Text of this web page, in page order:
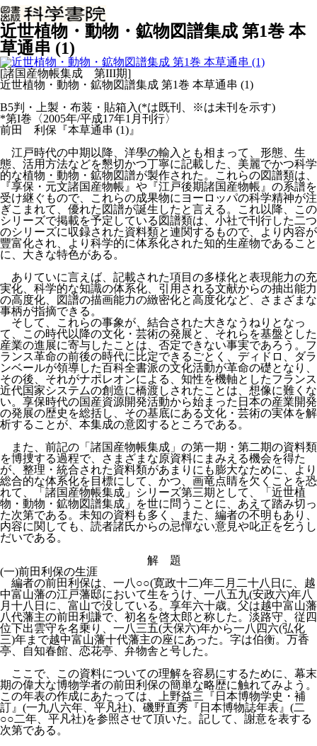
近世植物・動物・鉱物図譜集成 第1巻 本
草通串 (1)
[諸国産物帳集成 第III期]
近世植物・動物・鉱物図譜集成 第1巻 本草通串 (1)
B5判・上製・布装・貼箱入(*は既刊、※は未刊を示す)
*第I巻〈2005年/平成17年1月刊行〉
前田 利保『本草通串 (1)』
江戸時代の中期以降、洋學の輸入とも相まって、形態、生
態、活用方法などを懇切かつ丁寧に記載した、美麗でかつ科学
的な植物・動物・鉱物図譜が製作された。これらの図譜類は、
『享保・元文諸国産物帳』や『江戸後期諸国産物帳』の系譜を
受け継ぐもので、これらの成果物にヨーロッパの科学精神が注
ぎこまれて、優れた図譜が誕生したと言える。これ以降、この
シリーズで掲載を予定している図譜類は、小社で刊行した二つ
のシリーズに収録された資料類と連関するもので、より内容が
豐富化され、より科学的に体系化された知的生産物であること
に、大きな特色がある。
ありていに言えば、記載された項目の多様化と表現能力の充
実化、科学的な知識の体系化、引用される文献からの抽出能力
の高度化、図譜の描画能力の緻密化と高度化など、さまざまな
事柄が指摘できる。
そして、これらの事象が、結合された大きなうねりとなっ
て、この時代以降の文化・芸術の発展と、それらを基盤とした
産業の進展に寄与したことは、否定できない事実であろう。フ
ランス革命の前後の時代に比定できるごとく、ディドロ、ダラ
ンベールが領導した百科全書派の文化活動が革命の礎となり、
その後、それがナポレオンによる、知性を機軸としたフランス
近代国家システムの創造に橋渡しされたことは、想像に難くな
い。享保時代の国産資源開発活動から始まった日本の産業開発
の発展の歴史を総括し、その基底にある文化・芸術の実体を解
析することが、本集成の意図するところである。
また、前記の「諸国産物帳集成」の第一期・第二期の資料類
を博捜する過程で、さまざまな原資料にまみえる機会を得た
が、整理・統合された資料類があまりにも膨大なために、より
総合的な体系化を目標にして、かつ、画竜点睛を欠くことを恐
れて、「諸国産物帳集成」シリーズ第三期として、「近世植
物・動物・鉱物図譜集成」を世に問うことに、あえて踏み切っ
た次第である。未知の資料も多く、また、編者の不明もあり、
内容に関しても、読者諸氏からの忌憚ない意見や叱正を乞うし
だいである。
解 題
(一)前田利保の生涯
編者の前田利保は、一八○○(寛政十二)年二月二十八日に、越
中富山藩の江戸藩邸において生をうけ、一八五九(安政六)年八
月十八日に、富山で没している。享年六十歳。父は越中富山藩
八代藩主の前田利謙で、初名を啓太郎と称した。淡路守、従四
位下出雲守を名乗り、一八三五(天保六)年から一八四六(弘化
三)年まで越中富山藩十代藩主の座にあった。字は伯衡。万香
亭、自知春館、恋花亭、弁物舎と号した。
ここで、この資料についての理解を容易にするために、幕末
期の偉大な博物学者の前田利保の簡単な略歴に触れてみよう。
この年表の作成にあたっては、上野益三『日本博物学史・補
訂』(一九八六年、平凡社)、磯野直秀『日本博物誌年表』(二
○○二年、平凡社)を参照させて頂いた。記して、謝意を表する
次第である。